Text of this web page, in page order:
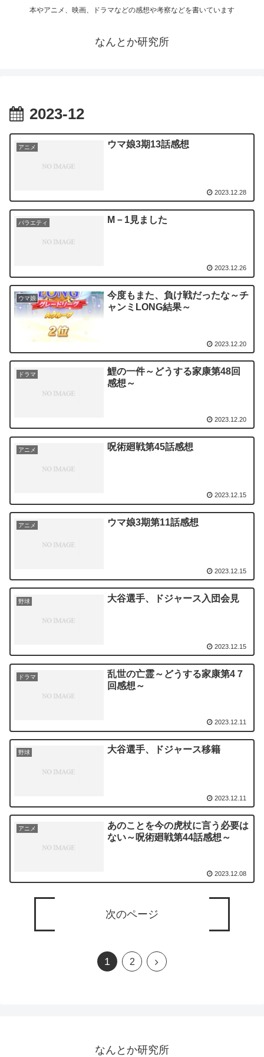
本やアニメ、映画、ドラマなどの感想や考察などを書いています
なんとか研究所
2023-12
アニメ ウマ娘3期13話感想
2023.12.28
バラエティ M－1見ました
2023.12.26
ウマ娘
今度もまた、負け戦だったな～チ
ャンミLONG結果～
2023.12.20
ドラマ
鯉の一件～どうする家康第48回
感想～
2023.12.20
アニメ 呪術廻戦第45話感想
2023.12.15
アニメ ウマ娘3期第11話感想
2023.12.15
野球 大谷選手、ドジャース入団会見
2023.12.15
ドラマ
乱世の亡霊～どうする家康第4７
回感想～
2023.12.11
野球 大谷選手、ドジャース移籍
2023.12.11
アニメ
あのことを今の虎杖に言う必要は
ない～呪術廻戦第44話感想～
2023.12.08
次のページ
1 2
次
なんとか研究所